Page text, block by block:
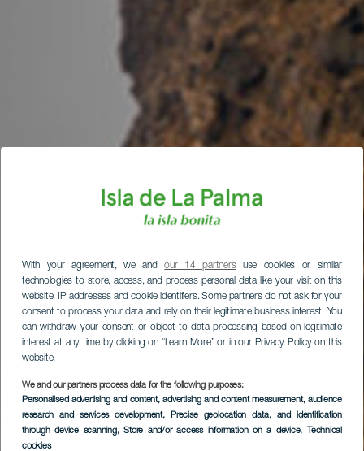
With your agreement, we andour 14 partnersuse cookies or similar
technologies to store, access, and process personal data like your visit on this
website, IP addresses and cookie identifiers. Some partners do not ask for your
consent to process your data and rely on their legitimate business interest. You
can withdraw your consent or object to data processing based on legitimate
interest at any time by clicking on “Learn More” or in our Privacy Policy on this
website.
We and our partners process data for the following purposes:
Personalised advertising and content, advertising and content measurement, audience
research and services development, Precise geolocation data, and identification
through device scanning, Store and/or access information on a device, Technical
cookies